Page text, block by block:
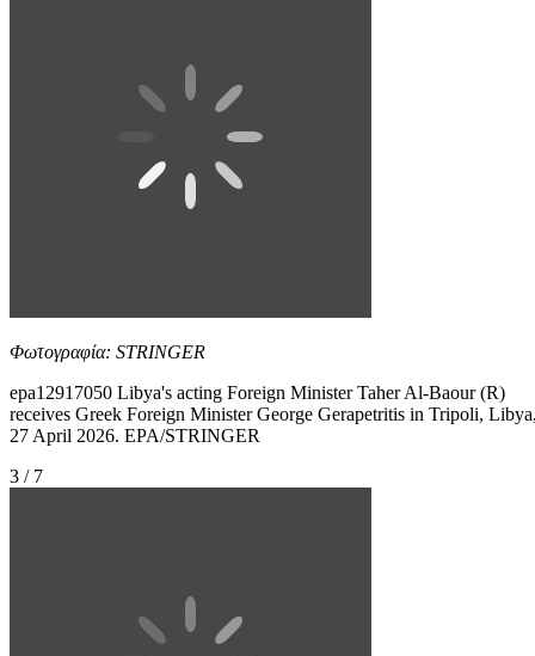
Φωτογραφία: STRINGER
epa12917050 Libya's acting Foreign Minister Taher Al-Baour (R)
receives Greek Foreign Minister George Gerapetritis in Tripoli,
27 April 2026. EPA/STRINGER
3 / 7